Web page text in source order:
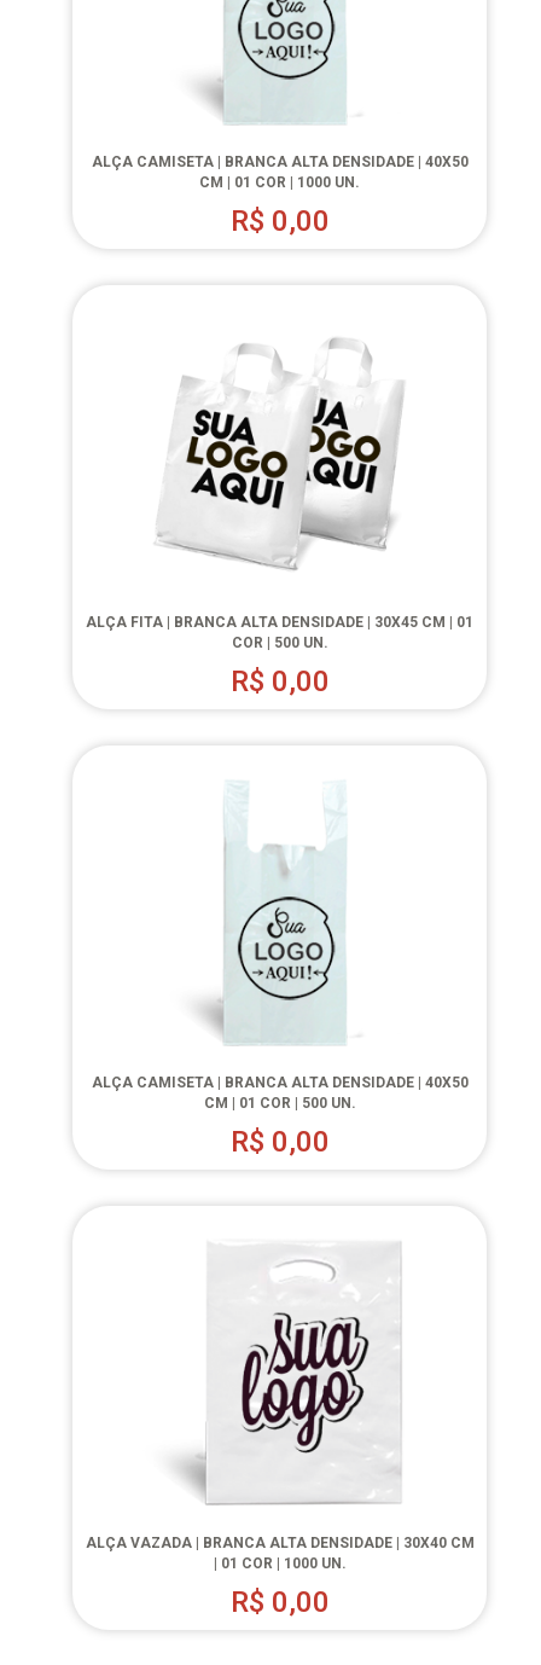
ALÇA CAMISETA | BRANCA ALTA DENSIDADE | 40X50
CM | 01 COR | 1000 UN.
R$ 0,00
ALÇA FITA | BRANCA ALTA DENSIDADE | 30X45 CM | 01
COR | 500 UN.
R$ 0,00
ALÇA CAMISETA | BRANCA ALTA DENSIDADE | 40X50
CM | 01 COR | 500 UN.
R$ 0,00
ALÇA VAZADA | BRANCA ALTA DENSIDADE | 30X40 CM
| 01 COR | 1000 UN.
R$ 0,00